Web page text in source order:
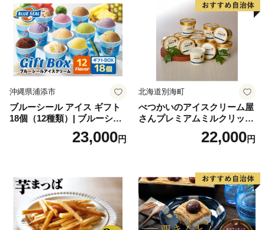
沖縄県浦添市
ブルーシール アイス ギフト
18個（12種類）| ブルーシー
ルアイス ブルーシールアイ
スクリーム 着日指定可能 送
誕生日 カップ 詰め合わせ バ
ラエティ | バニラ チョコレー
ト ストロベリー ピスタチオ
バニラ＆クッキー ウベ 沖縄
紅イモ 塩ちんすこう 沖縄シ
23,000円
北海道別海町
べつかいのアイスクリーム屋
さんプレミアムミルクリッチ
12個（AP-01）（ 北海道アイ
ス 北海道産アイス アイス ア
道産アイス 道産アイスクリ
ーム ギフト 詰合せ 詰め合わ
せ ふるさと納税 ）
22,000円